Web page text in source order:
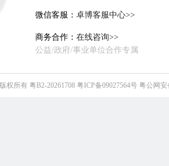
微信客服： 卓博客服中心>>
商务合作： 在线咨询>>
公益/政府/事业单位合作专属
版权所有 粤B2-20261708 粤ICP备09027564号 粤公网安